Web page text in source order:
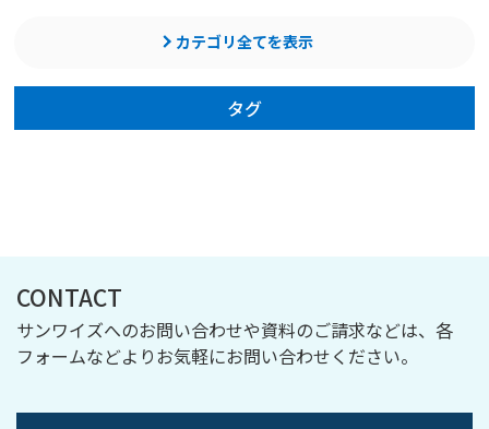
カテゴリ全てを表示
タグ
CONTACT
サンワイズへのお問い合わせや資料のご請求などは、各
フォームなどよりお気軽にお問い合わせください。